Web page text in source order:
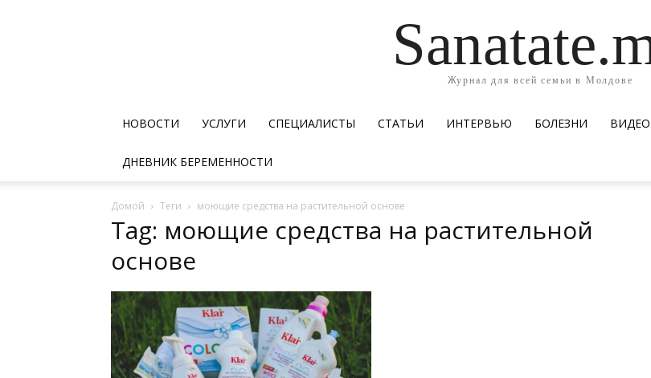
Журнал для всей семьи в Молдове
НОВОСТИ УСЛУГИ СПЕЦИАЛИСТЫ СТАТЬИ ИНТЕРВЬЮ БОЛЕЗНИ ВИДЕО
ДНЕВНИК БЕРЕМЕННОСТИ
Домой Теги моющие средства на растительной основе
Tag: моющие средства на растительной
основе